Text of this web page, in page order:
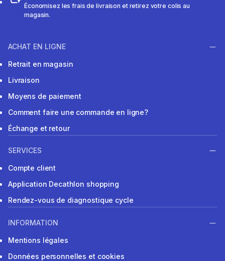
Économisez les frais de livraison et retirez votre colis au
magasin.
ACHAT EN LIGNE
Retrait en magasin
Livraison
Moyens de paiement
Comment faire une commande en ligne?
Échange et retour
SERVICES
Compte client
Application Decathlon shopping
Rendez-vous de diagnostique cycle
INFORMATION
Mentions légales
Données personnelles et cookies